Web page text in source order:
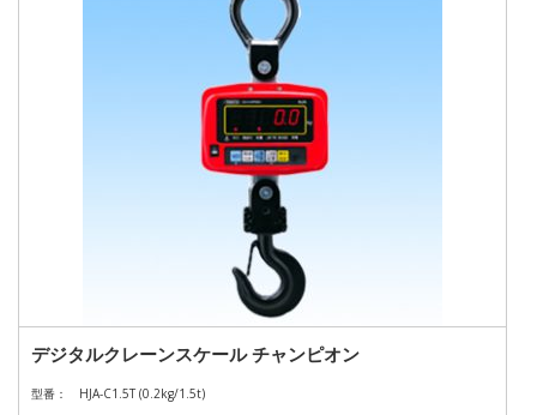
デジタルクレーンスケール チャンピオン
型番： HJA-C1.5T (0.2kg/1.5t)